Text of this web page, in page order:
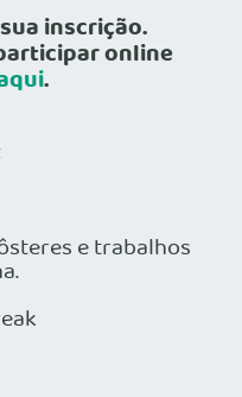
inscrição.
online
.
e trabalhos